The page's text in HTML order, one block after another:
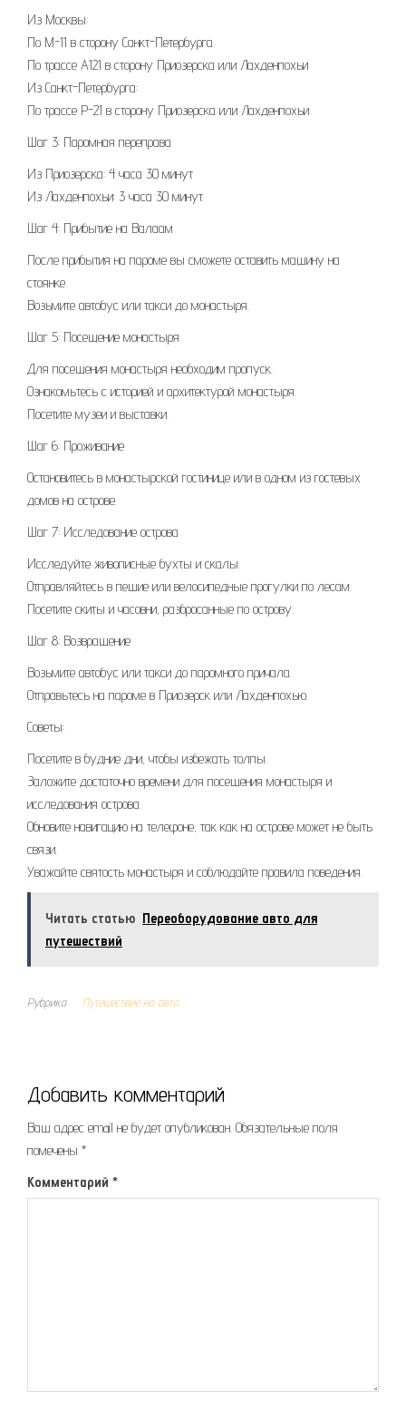
Из Москвы:
По М-11 в сторону Санкт-Петербурга
По трассе А121 в сторону Приозерска или Лахденпохьи
Из Санкт-Петербурга:
По трассе Р-21 в сторону Приозерска или Лахденпохьи
Шаг 3: Паромная переправа
Из Приозерска: 4 часа 30 минут
Из Лахденпохьи: 3 часа 30 минут
Шаг 4: Прибытие на Валаам
После прибытия на пароме вы сможете оставить машину на
стоянке.
Возьмите автобус или такси до монастыря.
Шаг 5: Посещение монастыря
Для посещения монастыря необходим пропуск.
Ознакомьтесь с историей и архитектурой монастыря.
Посетите музеи и выставки.
Шаг 6: Проживание
Остановитесь в монастырской гостинице или в одном из гостевых
домов на острове.
Шаг 7: Исследование острова
Исследуйте живописные бухты и скалы.
Отправляйтесь в пешие или велосипедные прогулки по лесам.
Посетите скиты и часовни, разбросанные по острову.
Шаг 8: Возвращение
Возьмите автобус или такси до паромного причала.
Отправьтесь на пароме в Приозерск или Лахденпохью.
Советы:
Посетите в будние дни, чтобы избежать толпы.
Заложите достаточно времени для посещения монастыря и
исследования острова.
Обновите навигацию на телефоне, так как на острове может не быть
связи.
Уважайте святость монастыря и соблюдайте правила поведения.
Читать статью Переоборудование авто для
путешествий
Рубрика Путешествие на авто
Добавить комментарий
Ваш адрес email не будет опубликован. Обязательные поля
помечены *
Комментарий *